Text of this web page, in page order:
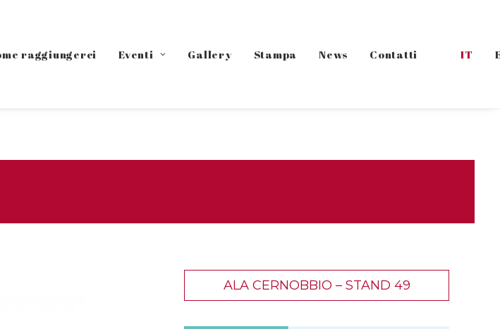
raggiungerci Eventi Gallery Stampa News Contatti IT
ALA CERNOBBIO – STAND 49